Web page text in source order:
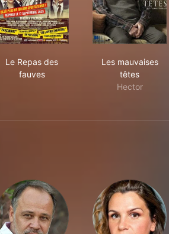
Le Repas des
fauves
Les mauvaises
têtes
Hector